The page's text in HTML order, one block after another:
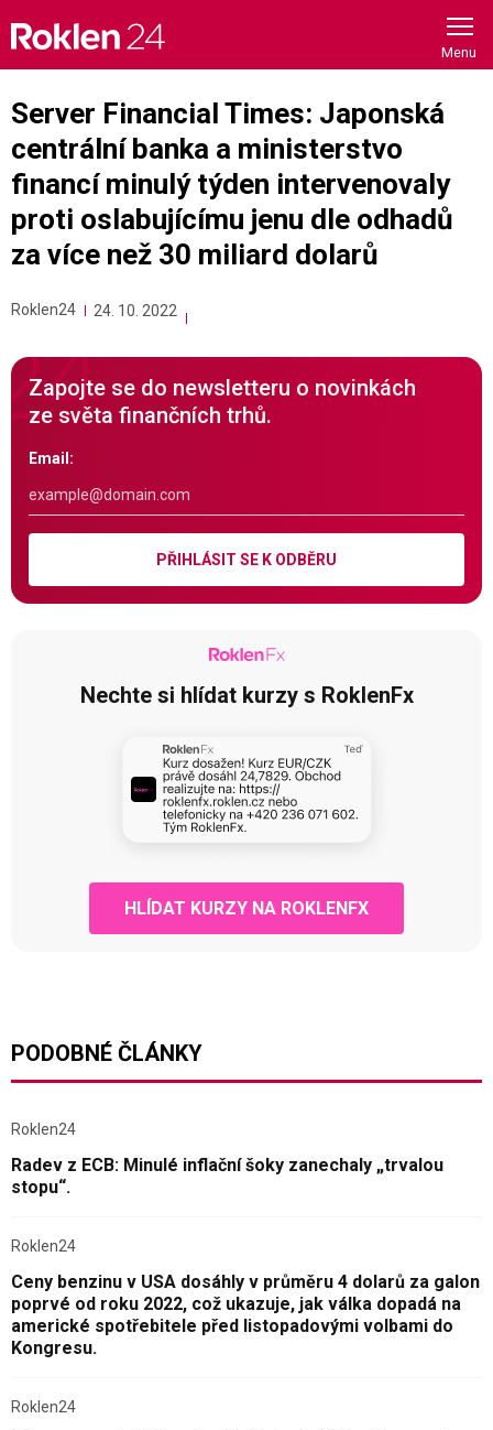
content
Server Financial Times: Japonská
centrální banka a ministerstvo
financí minulý týden intervenovaly
proti oslabujícímu jenu dle odhadů
za více než 30 miliard dolarů
Roklen24 24. 10. 2022
Zapojte se do newsletteru o novinkách
ze světa finančních trhů.
Email:
PŘIHLÁSIT SE K ODBĚRU
Nechte si hlídat kurzy s RoklenFx
HLÍDAT KURZY NA ROKLENFX
PODOBNÉ ČLÁNKY
Roklen24
Radev z ECB: Minulé inflační šoky zanechaly „trvalou
stopu“.
Roklen24
Ceny benzinu v USA dosáhly v průměru 4 dolarů za galon
poprvé od roku 2022, což ukazuje, jak válka dopadá na
americké spotřebitele před listopadovými volbami do
Kongresu.
Roklen24